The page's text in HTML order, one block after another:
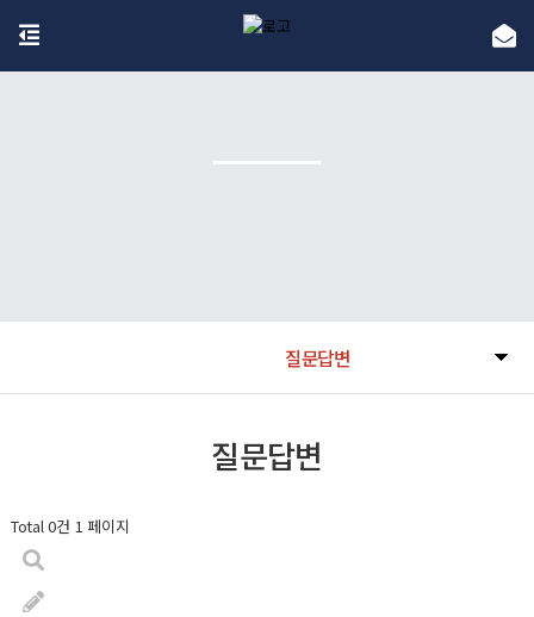
질문답변
질문답변
Total 0건 1 페이지